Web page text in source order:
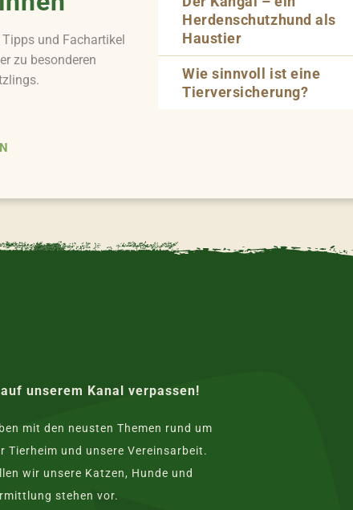
und Fachartikel
zu besonderen
Herdenschutzhund als
Haustier
Wie sinnvoll ist eine
Tierversicherung?
unserem Kanal verpassen!
mit den neusten Themen rund um
Tierheim und unsere Vereinsarbeit.
wir unsere Katzen, Hunde und
stehen vor.